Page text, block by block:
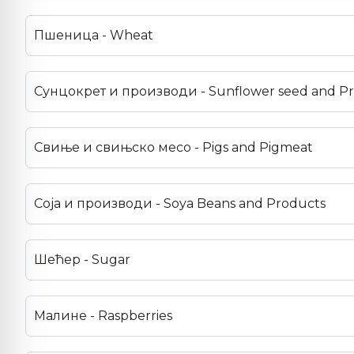
Пшеница - Wheat
Сунцокрет и производи - Sunflower seed and
Свиње и свињско месо - Pigs and Pigmeat
Соја и производи - Soya Beans and Products
Шећер - Sugar
Малине - Raspberries